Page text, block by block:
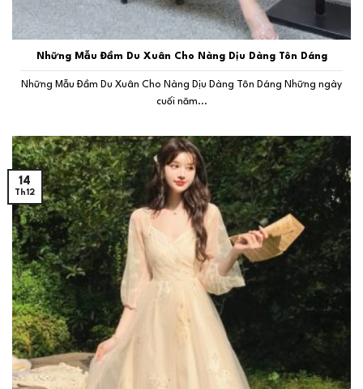
Những Mẫu Đầm Du Xuân Cho Nàng Dịu Dàng Tôn Dáng
Những Mẫu Đầm Du Xuân Cho Nàng Dịu Dàng Tôn Dáng Những ngày
cuối năm...
14
Th12